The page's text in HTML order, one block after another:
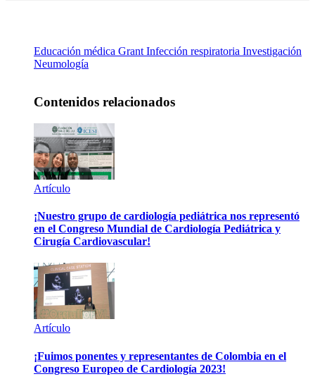
Educación médica Grant Infección respiratoria Investigación
Neumología
Contenidos relacionados
Artículo
¡Nuestro grupo de cardiología pediátrica nos representó
en el Congreso Mundial de Cardiología Pediátrica y
Cirugía Cardiovascular!
Artículo
¡Fuimos ponentes y representantes de Colombia en el
Congreso Europeo de Cardiología 2023!